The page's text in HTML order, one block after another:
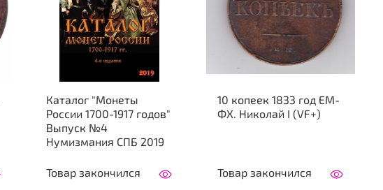
Каталог "Монеты
России 1700-1917 годов"
Выпуск №4
Нумизмания СПБ 2019
Товар закончился
10 копеек 1833 год ЕМ-
ФХ. Николай I (VF+)
Товар закончился